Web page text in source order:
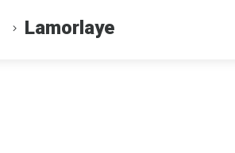
Lamorlaye